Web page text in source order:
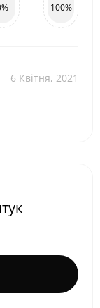
100%
6 Квітня, 2021